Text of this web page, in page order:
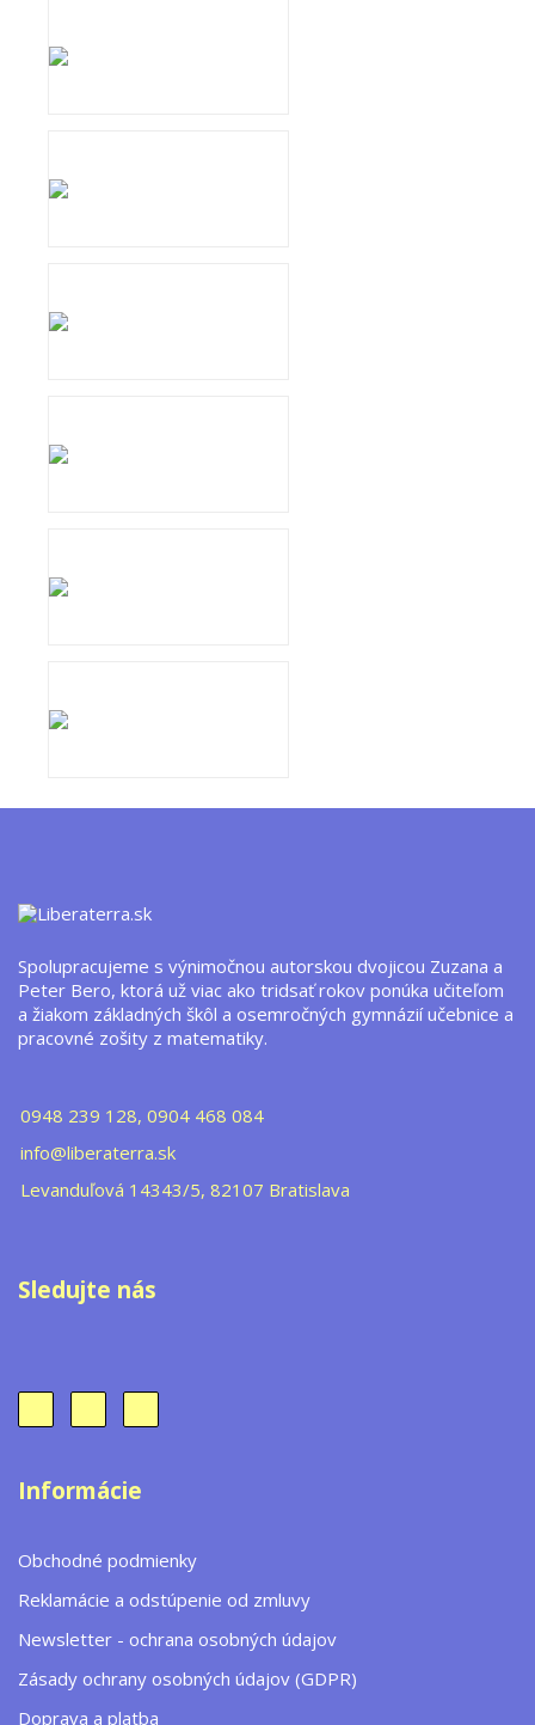
Spolupracujeme s výnimočnou autorskou dvojicou Zuzana a
Peter Bero, ktorá už viac ako tridsať rokov ponúka učiteľom
a žiakom základných škôl a osemročných gymnázií učebnice a
pracovné zošity z matematiky.
0948 239 128, 0904 468 084
info@liberaterra.sk
Levanduľová 14343/5, 82107 Bratislava
Sledujte nás
Informácie
Obchodné podmienky
Reklamácie a odstúpenie od zmluvy
Newsletter - ochrana osobných údajov
Zásady ochrany osobných údajov (GDPR)
Doprava a platba